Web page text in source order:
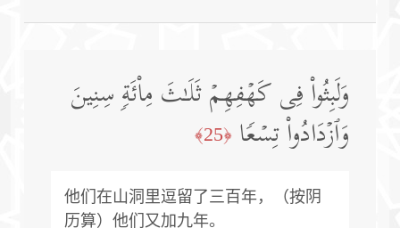
وَلَبِثُوا۟ فِی كَهۡفِهِمۡ ثَلَـٰثَ مِا۟ئَةࣲ سِنِینَ
وَٱزۡدَادُوا۟ تِسۡعࣰا ﴿25﴾
他们在山洞里逗留了三百年，（按阴
历算）他们又加九年。